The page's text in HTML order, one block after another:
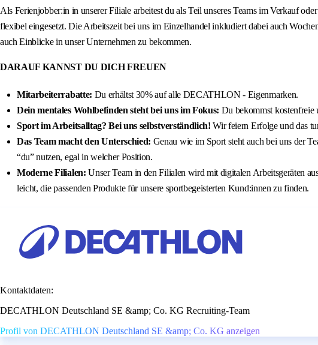
Als Ferienjobber:in in unserer Filiale arbeitest du als Teil unseres Teams im Verkauf
flexibel eingesetzt. Die Arbeitszeit bei uns im Einzelhandel inkludiert dabei auch
auch Einblicke in unser Unternehmen zu bekommen.
DARAUF KANNST DU DICH FREUEN
Mitarbeiterrabatte: Du erhältst 30% auf alle DECATHLON - Eigenmarken.
Dein mentales Wohlbefinden steht bei uns im Fokus: Du bekommst kostenfreie
Sport im Arbeitsalltag? Bei uns selbstverständlich! Wir feiern Erfolge und das
Das Team macht den Unterschied: Genau wie im Sport steht auch bei uns der
“du” nutzen, egal in welcher Position.
Moderne Filialen: Unser Team in den Filialen wird mit digitalen Arbeitsgeräten
leicht, die passenden Produkte für unsere sportbegeisterten Kund:innen zu finden.
Kontaktdaten:
DECATHLON Deutschland SE &amp; Co. KG Recruiting-Team
Profil von DECATHLON Deutschland SE &amp; Co. KG anzeigen